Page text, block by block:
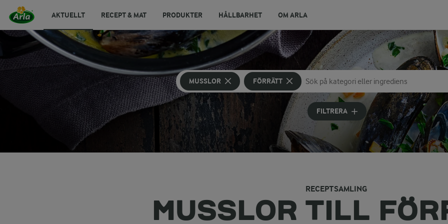
AKTUELLT RECEPT & MAT PRODUKTER HÅLLBARHET OM ARLA
MUSSLOR FÖRRÄTT
Sök på kategori eller ingrediens
Skriv in sökord för att få förslag
FILTRERA
RECEPTSAMLING
MUSSLOR TILL